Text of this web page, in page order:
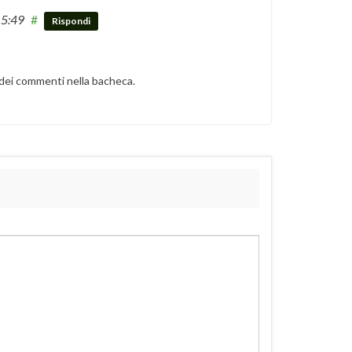
# Rispondi
commenti nella bacheca.